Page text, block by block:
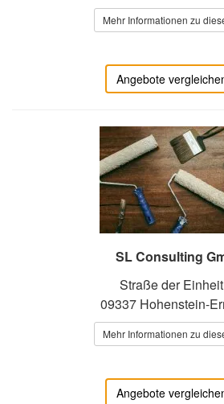
Mehr Informationen zu
Angebote
SL Consulting
Straße der
09337 Hohenstein-
Mehr Informationen zu
Angebote